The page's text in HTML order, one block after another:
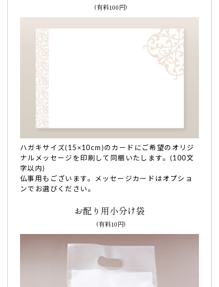
義父の米寿記念。メッセージ入りのお菓子はイン
パクトがあり開けた時に大盛り上がり！
義父の米寿記念
「バームクーヘン」を親戚全員に、「カステラ」は義父と義
メッセージ入りのお菓子はインパクトがあり、開けた時に大
盛り上がり！
味もしっかり美味しくて、
ありがとうございました。（ゆう様）
ご購入頂いた商品：
オリジナルメッセージカステラ ハート模
様(0.6号/1本入り/木箱入り)
っきり「食べるのがもったいない」
バスクラリネットアンサンブル「ラス・クラリネーテス」の
(有料100円)
ハガキサイズ(15×10cm)のカードにご希望のオリジ
ナルメッセージを印刷して同梱いたします。(100文
字以内)
仏事用もございます。メッセージカードはオプショ
ンでお選びください。
お配り用小分け袋
(有料10円)